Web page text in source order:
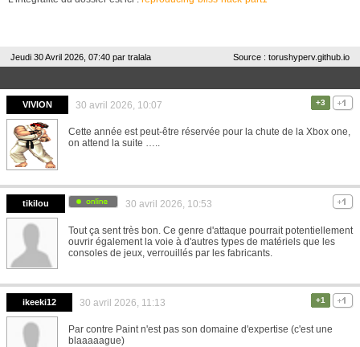
Jeudi 30 Avril 2026, 07:40 par tralala Source : torushyperv.github.io
VIVION 30 avril 2026, 10:07 +3
Cette année est peut-être réservée pour la chute de la Xbox one,
on attend la suite …..
tikilou 30 avril 2026, 10:53
Tout ça sent très bon. Ce genre d'attaque pourrait potentiellement
ouvrir également la voie à d'autres types de matériels que les
consoles de jeux, verrouillés par les fabricants.
ikeeki12 30 avril 2026, 11:13 +1
Par contre Paint n'est pas son domaine d'expertise (c'est une
blaaaaague)